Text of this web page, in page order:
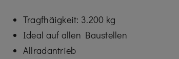
Tragfhäigkeit: 3.200 kg
Ideal auf allen Baustellen
Allradantrieb